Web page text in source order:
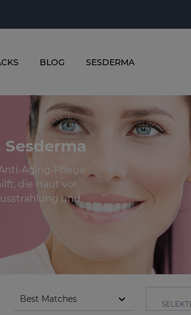
BLOG SESDERMA
Sesderma
Aging-Pflege
die Haut vor
und